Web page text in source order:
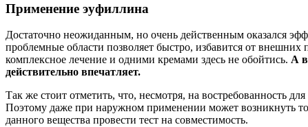
Применение эуфиллина
Достаточно неожиданным, но очень действенным оказался
проблемные области позволяет быстро, избавится от
комплексное лечение и одними кремами здесь не обойтись. А
действительно впечатляет.
Так же стоит отметить, что, несмотря, на востребованность
Поэтому даже при наружном применении может возникнуть
данного вещества провести тест на совместимость.